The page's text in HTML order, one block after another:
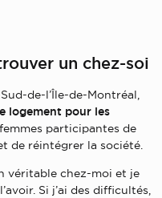
un chez-soi
de-l’Île-de-Montréal,
logement pour les
participantes de
de réintégrer la société.
véritable chez-moi et je
Si j’ai des difficultés,